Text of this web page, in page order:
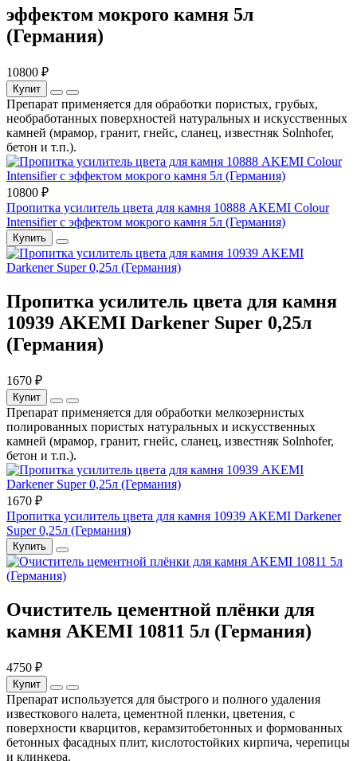
эффектом мокрого камня 5л
(Германия)
10800 ₽
Купит
Препарат применяется для обработки пористых, грубых,
необработанных поверхностей натуральных и искусственных
камней (мрамор, гранит, гнейс, сланец, известняк Solnhofer,
бетон и т.п.).
10800 ₽
Пропитка усилитель цвета для камня 10888 AKEMI Colour
Intensifier с эффектом мокрого камня 5л (Германия)
Купить
Пропитка усилитель цвета для камня
10939 AKEMI Darkener Super 0,25л
(Германия)
1670 ₽
Купит
Препарат применяется для обработки мелкозернистых
полированных пористых натуральных и искусственных
камней (мрамор, гранит, гнейс, сланец, известняк Solnhofer,
бетон и т.п.).
1670 ₽
Пропитка усилитель цвета для камня 10939 AKEMI Darkener
Super 0,25л (Германия)
Купить
Очиститель цементной плёнки для
камня AKEMI 10811 5л (Германия)
4750 ₽
Купит
Препарат используется для быстрого и полного удаления
известкового налета, цементной пленки, цветения, с
поверхности кварцитов, керамзитобетонных и формованных
бетонных фасадных плит, кислотостойких кирпича, черепицы
и клинкера.